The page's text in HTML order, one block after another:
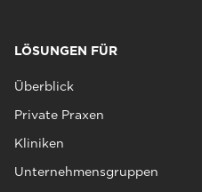
LÖSUNGEN FÜR
Überblick
Private Praxen
Kliniken
Unternehmensgruppen